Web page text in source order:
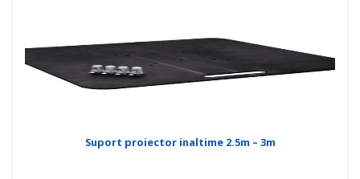
Suport proiector inaltime 2.5m – 3m